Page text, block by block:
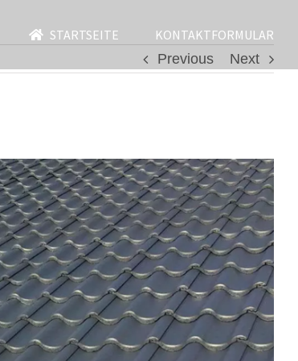
STARTSEITE
KONTAKTFORMULAR
Previous
Next